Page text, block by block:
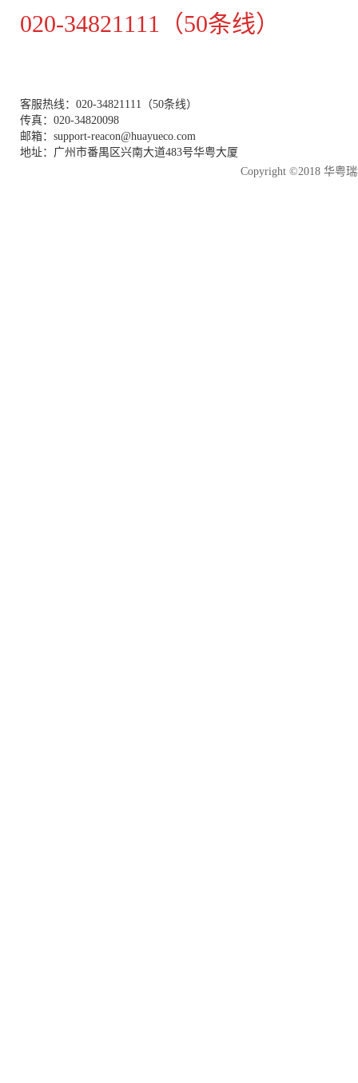
020-34821111（50条线）
客服热线：020-34821111（50条线）
传真：020-34820098
邮箱：support-reacon@huayueco.com
地址：广州市番禺区兴南大道483号华粤大厦
Copyright ©2018 华粤